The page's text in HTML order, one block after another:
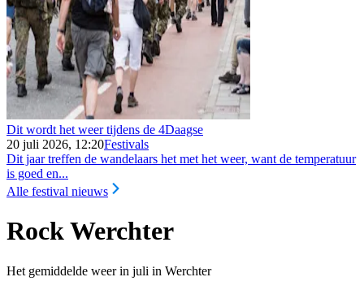
Dit wordt het weer tijdens de 4Daagse
20 juli 2026, 12:20Festivals
Dit jaar treffen de wandelaars het met het weer, want de temperatuur
is goed en...
Alle festival nieuws
Rock Werchter
Het gemiddelde weer in juli in Werchter